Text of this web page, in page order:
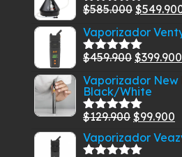
Valorado
5
$585.000 El
precio
original
era:
$
Vaporizador
Valorado
5
$459.900 El
precio
original
era:
$459.900.
$399.900
Vaporizador New
Black/White
Valorado
5.00
5
$129.900 El
precio
original
$99.900
Vaporizador